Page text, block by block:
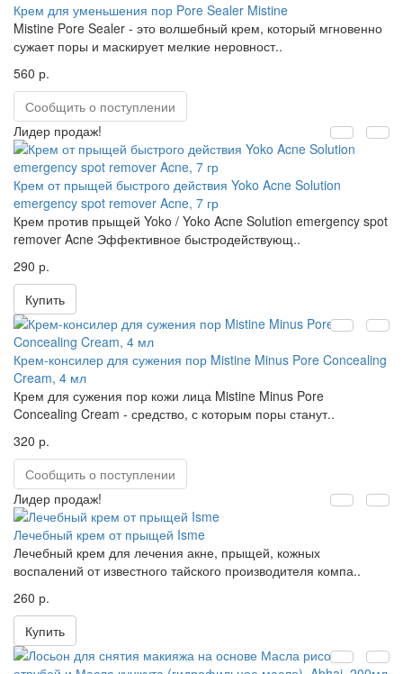
Крем для уменьшения пор Pore Sealer Mistine
Mistine Pore Sealer - это волшебный крем, который мгновенно
сужает поры и маскирует мелкие неровност..
560 р.
Сообщить о поступлении
Лидер продаж!
Крем от прыщей быстрого действия Yoko Acne Solution
emergency spot remover Acne, 7 гр
Крем против прыщей Yoko / Yoko Acne Solution emergency spot
remover Acne Эффективное быстродействующ..
290 р.
Купить
Крем-консилер для сужения пор Mistine Minus Pore Concealing
Cream, 4 мл
Крем для сужения пор кожи лица Mistine Minus Pore
Concealing Cream - средство, с которым поры станут..
320 р.
Сообщить о поступлении
Лидер продаж!
Лечебный крем от прыщей Isme
Лечебный крем для лечения акне, прыщей, кожных
воспалений от известного тайского производителя компа..
260 р.
Купить